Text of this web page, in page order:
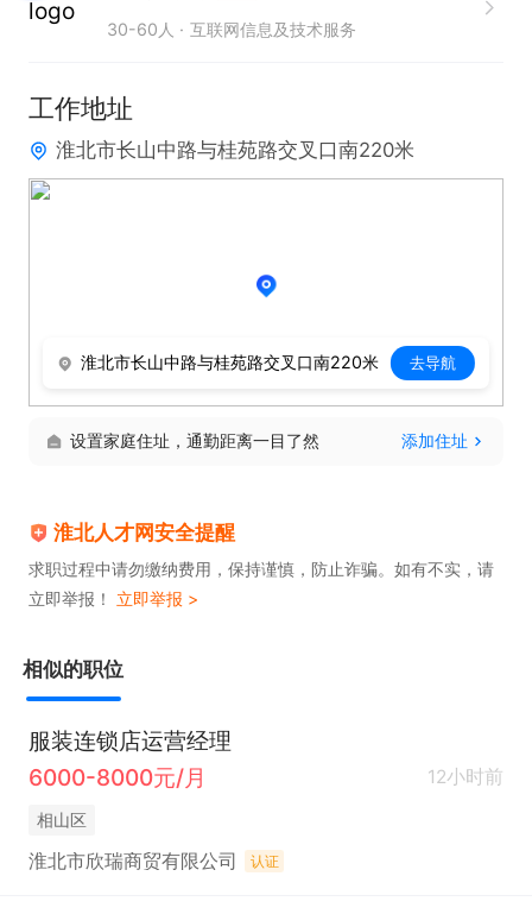
30-60人 互联网信息及技术服务
工作地址
淮北市长山中路与桂苑路交叉口南220米
淮北市长山中路与桂苑路交叉口南220米 去导航
设置家庭住址，通勤距离一目了然 添加住址
淮北人才网安全提醒
求职过程中请勿缴纳费用，保持谨慎，防止诈骗。如有不实，请
立即举报！ 立即举报 >
相似的职位
服装连锁店运营经理
6000-8000元/月
12小时前
相山区
淮北市欣瑞商贸有限公司 认证